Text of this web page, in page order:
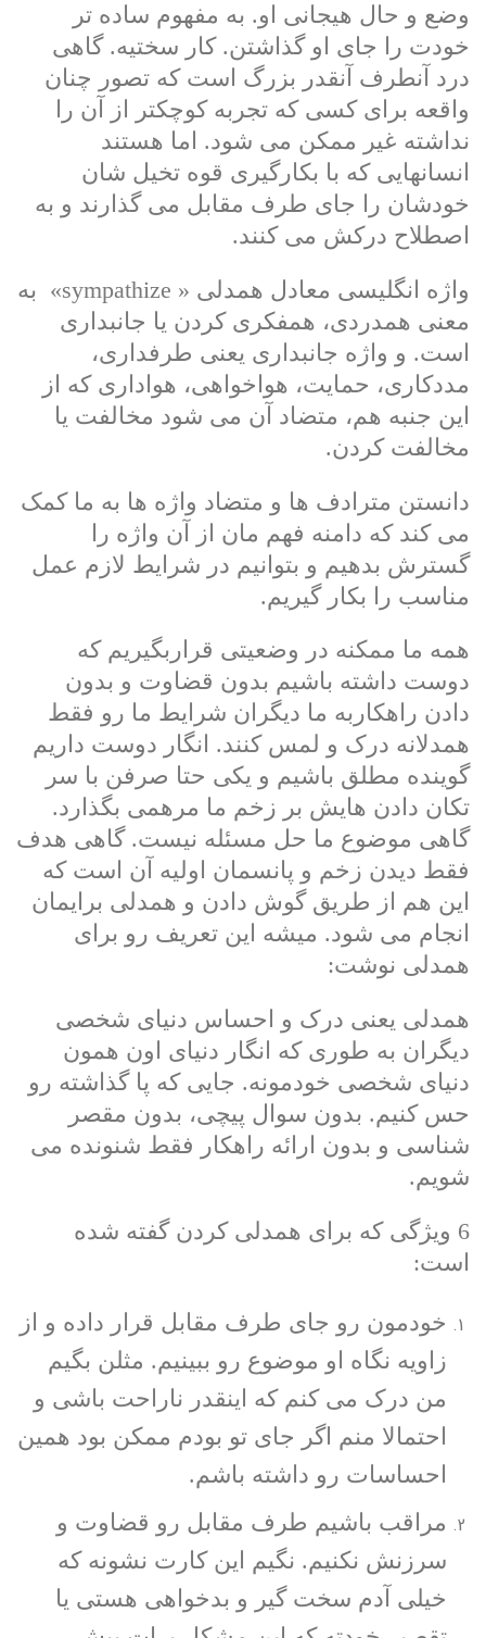
وضع و حال هیجانی او. به مفهوم ساده تر
خودت را جای او گذاشتن. کار سختیه. گاهی
درد آنطرف آنقدر بزرگ است که تصور چنان
واقعه برای کسی که تجربه کوچکتر از آن را
نداشته غیر ممکن می شود. اما هستند
انسانهایی که با بکارگیری قوه تخیل شان
خودشان را جای طرف مقابل می گذارند و به
اصطلاح درکش می کنند.
واژه انگلیسی معادل همدلی « sympathize» به
معنی همدردی، همفکری کردن یا جانبداری
است. و واژه جانبداری یعنی طرفداری،
مددکاری، حمایت، هواخواهی، هواداری که از
این جنبه هم، متضاد آن می شود مخالفت یا
مخالفت کردن.
دانستن مترادف ها و متضاد واژه ها به ما کمک
می کند که دامنه فهم مان از آن واژه را
گسترش بدهیم و بتوانیم در شرایط لازم عمل
مناسب را بکار گیریم.
همه ما ممکنه در وضعیتی قراربگیریم که
دوست داشته باشیم بدون قضاوت و بدون
دادن راهکاربه ما دیگران شرایط ما رو فقط
همدلانه درک و لمس کنند. انگار دوست داریم
گوینده مطلق باشیم و یکی حتا صرفن با سر
تکان دادن هایش بر زخم ما مرهمی بگذارد.
گاهی موضوع ما حل مسئله نیست. گاهی هدف
فقط دیدن زخم و پانسمان اولیه آن است که
این هم از طریق گوش دادن و همدلی برایمان
انجام می شود. میشه این تعریف رو برای
همدلی نوشت:
همدلی یعنی درک و احساس دنیای شخصی
دیگران به طوری که انگار دنیای اون همون
دنیای شخصی خودمونه. جایی که پا گذاشته رو
حس کنیم. بدون سوال پیچی، بدون مقصر
شناسی و بدون ارائه راهکار فقط شنونده می
شویم.
6 ویژگی که برای همدلی کردن گفته شده
است:
خودمون رو جای طرف مقابل قرار داده و از
زاویه نگاه او موضوع رو ببینیم. مثلن بگیم
من درک می کنم که اینقدر ناراحت باشی و
احتمالا منم اگر جای تو بودم ممکن بود همین
احساسات رو داشته باشم.
مراقب باشیم طرف مقابل رو قضاوت و
سرزنش نکنیم. نگیم این کارت نشونه که
خیلی آدم سخت گیر و بدخواهی هستی یا